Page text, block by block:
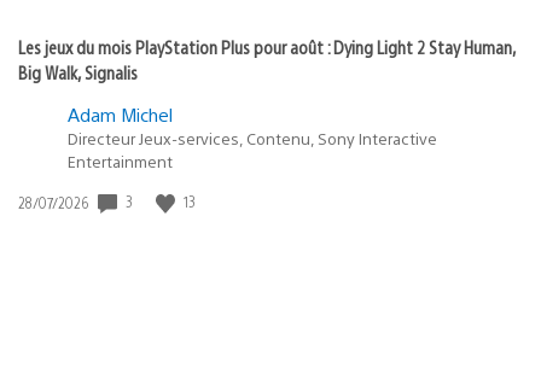
Les jeux du mois PlayStation Plus pour août : Dying Light 2 Stay Human,
Big Walk, Signalis
Adam Michel
Directeur Jeux-services, Contenu, Sony Interactive
Entertainment
Date
28/07/2026 3 13